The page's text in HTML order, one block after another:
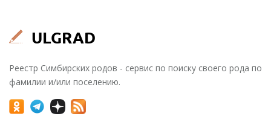
Реестр Симбирских родов - сервис по поиску своего рода по
фамилии и/или поселению.